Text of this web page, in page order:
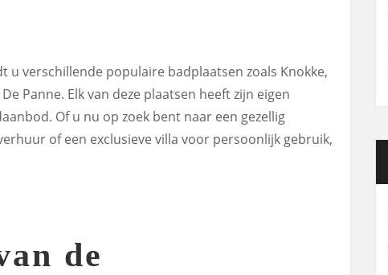
u verschillende populaire badplaatsen zoals Knokke,
Panne. Elk van deze plaatsen heeft zijn eigen
Of u nu op zoek bent naar een gezellig
of een exclusieve villa voor persoonlijk gebruik,
de